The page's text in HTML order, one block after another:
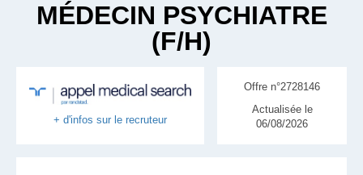
MÉDECIN PSYCHIATRE
(F/H)
+ d'infos sur le recruteur
Offre n°2728146
Actualisée le
06/08/2026